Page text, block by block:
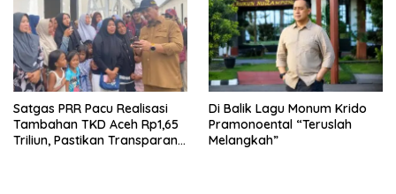
Satgas PRR Pacu Realisasi
Tambahan TKD Aceh Rp1,65
Triliun, Pastikan Transparan
Di Balik Lagu Monum Krido
Pramonoental “Teruslah
Melangkah”